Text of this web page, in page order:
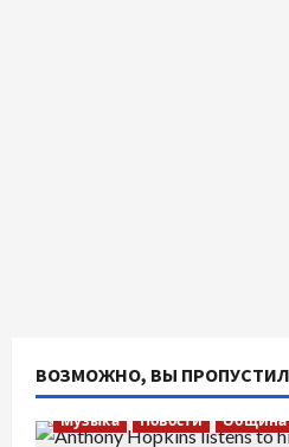
ВОЗМОЖНО, ВЫ
Музыка Новости Община